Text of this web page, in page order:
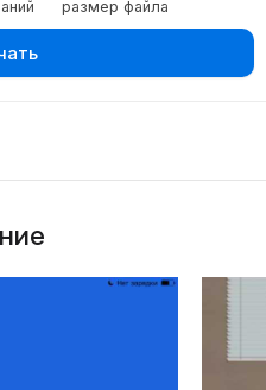
размер файла